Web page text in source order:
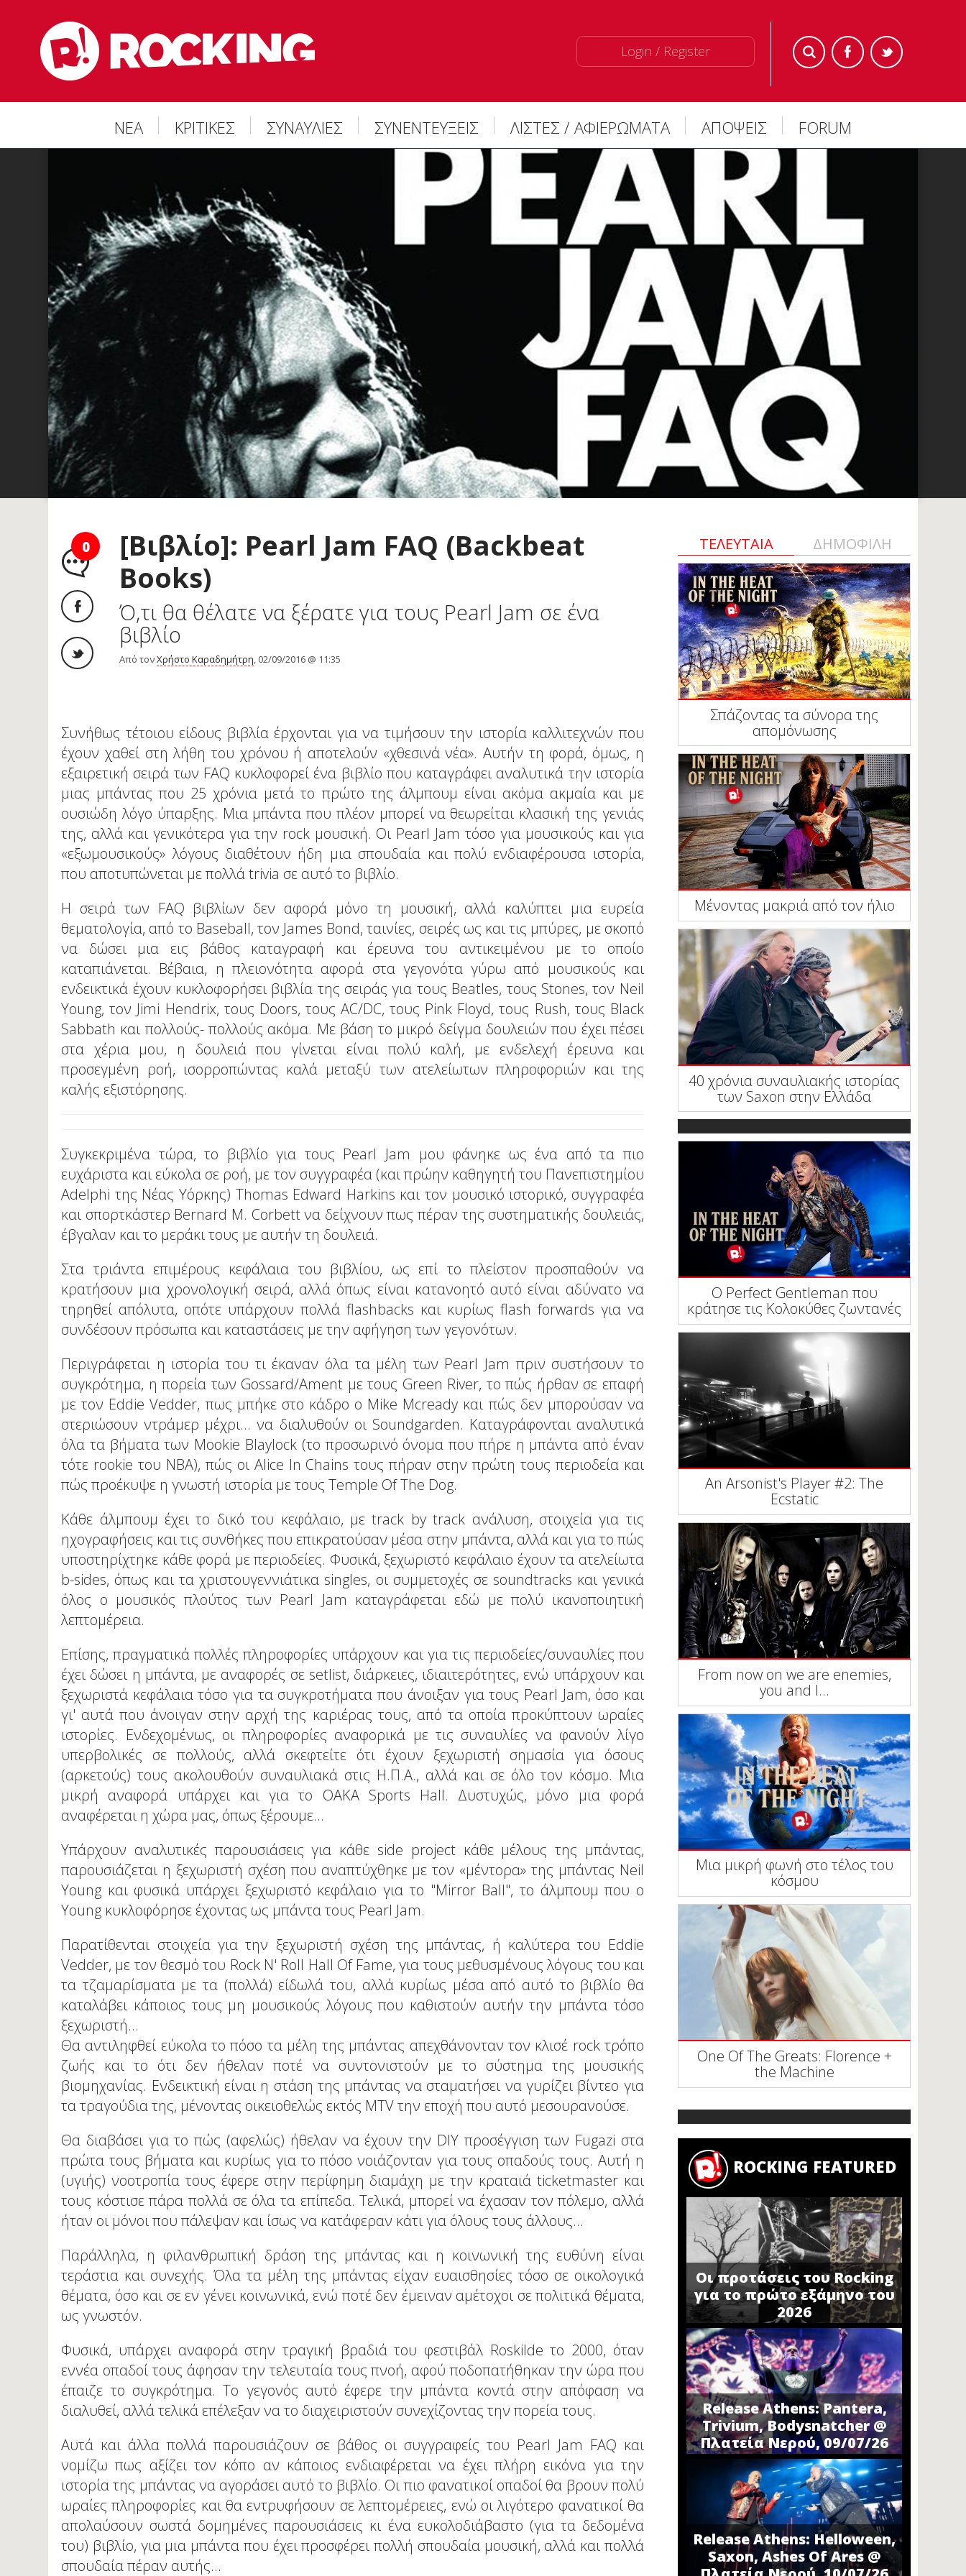
Login / Register
ΝΕΑ ΚΡΙΤΙΚΕΣ ΣΥΝΑΥΛΙΕΣ ΣΥΝΕΝΤΕΥΞΕΙΣ ΛΙΣΤΕΣ / ΑΦΙΕΡΩΜΑΤΑ ΑΠΟΨΕΙΣ FORUM
0
[Βιβλίο]: Pearl Jam FAQ (Backbeat
Books)
Ό,τι θα θέλατε να ξέρατε για τους Pearl Jam σε ένα
βιβλίο
Από τονΧρήστο Καραδημήτρη, 02/09/2016 @ 11:35
Συνήθως τέτοιου είδους βιβλία έρχονται για να τιμήσουν την ιστορία καλλιτεχνών που
έχουν χαθεί στη λήθη του χρόνου ή αποτελούν «χθεσινά νέα». Αυτήν τη φορά, όμως, η
εξαιρετική σειρά των FAQ κυκλοφορεί ένα βιβλίο που καταγράφει αναλυτικά την ιστορία
μιας μπάντας που 25 χρόνια μετά το πρώτο της άλμπουμ είναι ακόμα ακμαία και με
ουσιώδη λόγο ύπαρξης. Μια μπάντα που πλέον μπορεί να θεωρείται κλασική της γενιάς
της, αλλά και γενικότερα για την rock μουσική. Οι Pearl Jam τόσο για μουσικούς και για
«εξωμουσικούς» λόγους διαθέτουν ήδη μια σπουδαία και πολύ ενδιαφέρουσα ιστορία,
που αποτυπώνεται με πολλά trivia σε αυτό το βιβλίο.
Η σειρά των FAQ βιβλίων δεν αφορά μόνο τη μουσική, αλλά καλύπτει μια ευρεία
θεματολογία, από το Baseball, τον James Bond, ταινίες, σειρές ως και τις μπύρες, με σκοπό
να δώσει μια εις βάθος καταγραφή και έρευνα του αντικειμένου με το οποίο
καταπιάνεται. Βέβαια, η πλειονότητα αφορά στα γεγονότα γύρω από μουσικούς και
ενδεικτικά έχουν κυκλοφορήσει βιβλία της σειράς για τους Beatles, τους Stones, τον Neil
Young, τον Jimi Hendrix, τους Doors, τους AC/DC, τους Pink Floyd, τους Rush, τους Black
Sabbath και πολλούς- πολλούς ακόμα. Με βάση το μικρό δείγμα δουλειών που έχει πέσει
στα χέρια μου, η δουλειά που γίνεται είναι πολύ καλή, με ενδελεχή έρευνα και
προσεγμένη ροή, ισορροπώντας καλά μεταξύ των ατελείωτων πληροφοριών και της
καλής εξιστόρησης.
Συγκεκριμένα τώρα, το βιβλίο για τους Pearl Jam μου φάνηκε ως ένα από τα πιο
ευχάριστα και εύκολα σε ροή, με τον συγγραφέα (και πρώην καθηγητή του Πανεπιστημίου
Adelphi της Νέας Υόρκης) Thomas Edward Harkins και τον μουσικό ιστορικό, συγγραφέα
και σπορτκάστερ Bernard M. Corbett να δείχνουν πως πέραν της συστηματικής δουλειάς,
έβγαλαν και το μεράκι τους με αυτήν τη δουλειά.
Στα τριάντα επιμέρους κεφάλαια του βιβλίου, ως επί το πλείστον προσπαθούν να
κρατήσουν μια χρονολογική σειρά, αλλά όπως είναι κατανοητό αυτό είναι αδύνατο να
τηρηθεί απόλυτα, οπότε υπάρχουν πολλά flashbacks και κυρίως flash forwards για να
συνδέσουν πρόσωπα και καταστάσεις με την αφήγηση των γεγονότων.
Περιγράφεται η ιστορία του τι έκαναν όλα τα μέλη των Pearl Jam πριν συστήσουν το
συγκρότημα, η πορεία των Gossard/Ament με τους Green River, το πώς ήρθαν σε επαφή
με τον Eddie Vedder, πως μπήκε στο κάδρο ο Mike Mcready και πώς δεν μπορούσαν να
στεριώσουν ντράμερ μέχρι... να διαλυθούν οι Soundgarden. Καταγράφονται αναλυτικά
όλα τα βήματα των Mookie Blaylock (το προσωρινό όνομα που πήρε η μπάντα από έναν
τότε rookie του NBA), πώς οι Alice In Chains τους πήραν στην πρώτη τους περιοδεία και
πώς προέκυψε η γνωστή ιστορία με τους Temple Of The Dog.
Κάθε άλμπουμ έχει το δικό του κεφάλαιο, με track by track ανάλυση, στοιχεία για τις
ηχογραφήσεις και τις συνθήκες που επικρατούσαν μέσα στην μπάντα, αλλά και για το πώς
υποστηρίχτηκε κάθε φορά με περιοδείες. Φυσικά, ξεχωριστό κεφάλαιο έχουν τα ατελείωτα
b-sides, όπως και τα χριστουγεννιάτικα singles, οι συμμετοχές σε soundtracks και γενικά
όλος ο μουσικός πλούτος των Pearl Jam καταγράφεται εδώ με πολύ ικανοποιητική
λεπτομέρεια.
Επίσης, πραγματικά πολλές πληροφορίες υπάρχουν και για τις περιοδείες/συναυλίες που
έχει δώσει η μπάντα, με αναφορές σε setlist, διάρκειες, ιδιαιτερότητες, ενώ υπάρχουν και
ξεχωριστά κεφάλαια τόσο για τα συγκροτήματα που άνοιξαν για τους Pearl Jam, όσο και
γι' αυτά που άνοιγαν στην αρχή της καριέρας τους, από τα οποία προκύπτουν ωραίες
ιστορίες. Ενδεχομένως, οι πληροφορίες αναφορικά με τις συναυλίες να φανούν λίγο
υπερβολικές σε πολλούς, αλλά σκεφτείτε ότι έχουν ξεχωριστή σημασία για όσους
(αρκετούς) τους ακολουθούν συναυλιακά στις Η.Π.Α., αλλά και σε όλο τον κόσμο. Μια
μικρή αναφορά υπάρχει και για το ΟΑΚΑ Sports Hall. Δυστυχώς, μόνο μια φορά
αναφέρεται η χώρα μας, όπως ξέρουμε...
Υπάρχουν αναλυτικές παρουσιάσεις για κάθε side project κάθε μέλους της μπάντας,
παρουσιάζεται η ξεχωριστή σχέση που αναπτύχθηκε με τον «μέντορα» της μπάντας Neil
Young και φυσικά υπάρχει ξεχωριστό κεφάλαιο για το "Mirror Ball", το άλμπουμ που ο
Young κυκλοφόρησε έχοντας ως μπάντα τους Pearl Jam.
Παρατίθενται στοιχεία για την ξεχωριστή σχέση της μπάντας, ή καλύτερα του Eddie
Vedder, με τον θεσμό του Rock N' Roll Hall Of Fame, για τους μεθυσμένους λόγους του και
τα τζαμαρίσματα με τα (πολλά) είδωλά του, αλλά κυρίως μέσα από αυτό το βιβλίο θα
καταλάβει κάποιος τους μη μουσικούς λόγους που καθιστούν αυτήν την μπάντα τόσο
ξεχωριστή...
Θα αντιληφθεί εύκολα το πόσο τα μέλη της μπάντας απεχθάνονταν τον κλισέ rock τρόπο
ζωής και το ότι δεν ήθελαν ποτέ να συντονιστούν με το σύστημα της μουσικής
βιομηχανίας. Ενδεικτική είναι η στάση της μπάντας να σταματήσει να γυρίζει βίντεο για
τα τραγούδια της, μένοντας οικειοθελώς εκτός MTV την εποχή που αυτό μεσουρανούσε.
Θα διαβάσει για το πώς (αφελώς) ήθελαν να έχουν την DIY προσέγγιση των Fugazi στα
πρώτα τους βήματα και κυρίως για το πόσο νοιάζονταν για τους οπαδούς τους. Αυτή η
(υγιής) νοοτροπία τους έφερε στην περίφημη διαμάχη με την κραταιά ticketmaster και
τους κόστισε πάρα πολλά σε όλα τα επίπεδα. Τελικά, μπορεί να έχασαν τον πόλεμο, αλλά
ήταν οι μόνοι που πάλεψαν και ίσως να κατάφεραν κάτι για όλους τους άλλους...
Παράλληλα, η φιλανθρωπική δράση της μπάντας και η κοινωνική της ευθύνη είναι
τεράστια και συνεχής. Όλα τα μέλη της μπάντας είχαν ευαισθησίες τόσο σε οικολογικά
θέματα, όσο και σε εν γένει κοινωνικά, ενώ ποτέ δεν έμειναν αμέτοχοι σε πολιτικά θέματα,
ως γνωστόν.
Φυσικά, υπάρχει αναφορά στην τραγική βραδιά του φεστιβάλ Roskilde το 2000, όταν
εννέα οπαδοί τους άφησαν την τελευταία τους πνοή, αφού ποδοπατήθηκαν την ώρα που
έπαιζε το συγκρότημα. Το γεγονός αυτό έφερε την μπάντα κοντά στην απόφαση να
διαλυθεί, αλλά τελικά επέλεξαν να το διαχειριστούν συνεχίζοντας την πορεία τους.
Αυτά και άλλα πολλά παρουσιάζουν σε βάθος οι συγγραφείς του Pearl Jam FAQ και
νομίζω πως αξίζει τον κόπο αν κάποιος ενδιαφέρεται να έχει πλήρη εικόνα για την
ιστορία της μπάντας να αγοράσει αυτό το βιβλίο. Οι πιο φανατικοί οπαδοί θα βρουν πολύ
ωραίες πληροφορίες και θα εντρυφήσουν σε λεπτομέρειες, ενώ οι λιγότερο φανατικοί θα
απολαύσουν σωστά δομημένες παρουσιάσεις κι ένα ευκολοδιάβαστο (για τα δεδομένα
του) βιβλίο, για μια μπάντα που έχει προσφέρει πολλή σπουδαία μουσική, αλλά και πολλά
σπουδαία πέραν αυτής...
ΤΕΛΕΥΤΑΙΑ ΔΗΜΟΦΙΛΗ
Σπάζοντας τα σύνορα της
απομόνωσης
Μένοντας μακριά από τον ήλιο
40 χρόνια συναυλιακής ιστορίας
των Saxon στην Ελλάδα
Ο Perfect Gentleman που
κράτησε τις Κολοκύθες ζωντανές
An Arsonist's Player #2: The
Ecstatic
From now on we are enemies,
you and I...
Μια μικρή φωνή στο τέλος του
κόσμου
One Of The Greats: Florence +
the Machine
ROCKING FEATURED
Οι προτάσεις του Rocking
για το πρώτο εξάμηνο του
2026
Release Athens: Pantera,
Trivium, Bodysnatcher @
Πλατεία Νερού, 09/07/26
Release Athens: Helloween,
Saxon, Ashes Of Ares @